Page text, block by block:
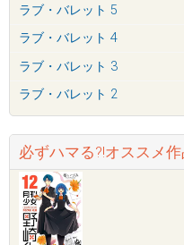
ラブ・バレット 5
ラブ・バレット 4
ラブ・バレット 3
ラブ・バレット 2
必ずハマる?!オススメ作